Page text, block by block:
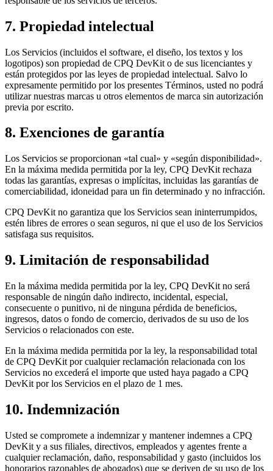
7. Propiedad intelectual
Los Servicios (incluidos el software, el diseño, los textos y los
logotipos) son propiedad de CPQ DevKit o de sus licenciantes y
están protegidos por las leyes de propiedad intelectual. Salvo lo
expresamente permitido por los presentes Términos, usted no podrá
utilizar nuestras marcas u otros elementos de marca sin autorización
previa por escrito.
8. Exenciones de garantía
Los Servicios se proporcionan «tal cual» y «según disponibilidad».
En la máxima medida permitida por la ley, CPQ DevKit rechaza
todas las garantías, expresas o implícitas, incluidas las garantías de
comerciabilidad, idoneidad para un fin determinado y no infracción.
CPQ DevKit no garantiza que los Servicios sean ininterrumpidos,
estén libres de errores o sean seguros, ni que el uso de los Servicios
satisfaga sus requisitos.
9. Limitación de responsabilidad
En la máxima medida permitida por la ley, CPQ DevKit no será
responsable de ningún daño indirecto, incidental, especial,
consecuente o punitivo, ni de ninguna pérdida de beneficios,
ingresos, datos o fondo de comercio, derivados de su uso de los
Servicios o relacionados con este.
En la máxima medida permitida por la ley, la responsabilidad total
de CPQ DevKit por cualquier reclamación relacionada con los
Servicios no excederá el importe que usted haya pagado a CPQ
DevKit por los Servicios en el plazo de 1 mes.
10. Indemnización
Usted se compromete a indemnizar y mantener indemnes a CPQ
DevKit y a sus filiales, directivos, empleados y agentes frente a
cualquier reclamación, daño, responsabilidad y gasto (incluidos los
honorarios razonables de abogados) que se deriven de su uso de los